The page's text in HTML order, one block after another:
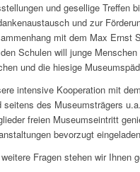
und gesellige Treffen
und zur
mit dem Max Ernst
Schulen will junge
und die hiesige
intensive Kooperation mit
seitens des Museumsträgers
freien Museumseintritt
bevorzugt
Fragen stehen wir Ihnen